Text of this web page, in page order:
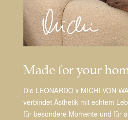
Made for your
Die LEONARDO x MICHI VON
verbindet Ästhetik mit echtem
für besondere Momente und für